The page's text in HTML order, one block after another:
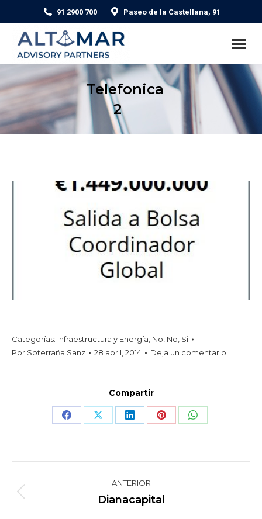
91 2900 700 Paseo de la Castellana, 91
Telefonica
2
Categorías: Infraestructura y Energía No No Si
Por Soterraña Sanz 28 abril, 2014 Deja un comentario
Compartir
Share Share Share Share Share
entre
ANTERIOR
Proyecto
Dianacapital